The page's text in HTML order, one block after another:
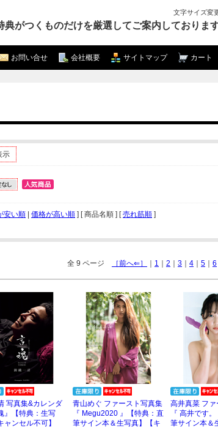
文字サイズ変
がつくものだけを厳選してご案内しております
カート
サイトマップ
会社概要
お問い合せ
示
安い順 価格が高い順 ] [ 商品名順 ] [売れ筋順 ]
全 9 ページ ［前へ⇐］ 1 2 3 4 5 6
写真集&カレンダ
』【特典：生写
ャンセル不可】
青山めぐ ファースト写真集
『 Megu2020 』【特典：直
筆サイン本＆生写真】【キ
高井真菜 フ
『 高井です
筆サイン本＆